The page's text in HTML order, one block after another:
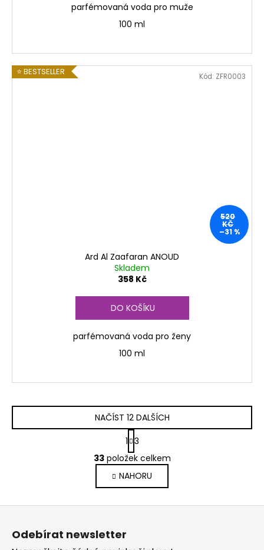
parfémovaná voda pro muže
100 ml
⭐ BESTSELLER
520
KČ
–31 %
Ard Al Zaafaran ANOUD
Skladem
358 Kč
DO KOŠÍKU
parfémovaná voda pro ženy
100 ml
Kód: ZFR0003
O
v
l
á
d
NAČÍST 12 DALŠÍCH
S
t
r
á
n
k
o
í
1 3
33položek celkem
NAHORU
Odebírat newsletter